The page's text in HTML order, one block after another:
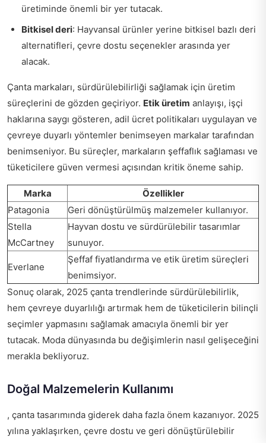
üretiminde önemli bir yer tutacak.
Bitkisel deri: Hayvansal ürünler yerine bitkisel bazlı deri
alternatifleri, çevre dostu seçenekler arasında yer
alacak.
Çanta markaları, sürdürülebilirliği sağlamak için üretim
süreçlerini de gözden geçiriyor. Etik üretim anlayışı, işçi
haklarına saygı gösteren, adil ücret politikaları uygulayan ve
çevreye duyarlı yöntemler benimseyen markalar tarafından
benimseniyor. Bu süreçler, markaların şeffaflık sağlaması ve
tüketicilere güven vermesi açısından kritik öneme sahip.
Marka
Özellikler
Patagonia
Geri dönüştürülmüş malzemeler kullanıyor.
Stella
McCartney
Hayvan dostu ve sürdürülebilir tasarımlar
sunuyor.
Everlane
Şeffaf fiyatlandırma ve etik üretim süreçleri
benimsiyor.
Sonuç olarak, 2025 çanta trendlerinde sürdürülebilirlik,
hem çevreye duyarlılığı artırmak hem de tüketicilerin bilinçli
seçimler yapmasını sağlamak amacıyla önemli bir yer
tutacak. Moda dünyasında bu değişimlerin nasıl gelişeceğini
merakla bekliyoruz.
Doğal Malzemelerin Kullanımı
, çanta tasarımında giderek daha fazla önem kazanıyor. 2025
yılına yaklaşırken, çevre dostu ve geri dönüştürülebilir